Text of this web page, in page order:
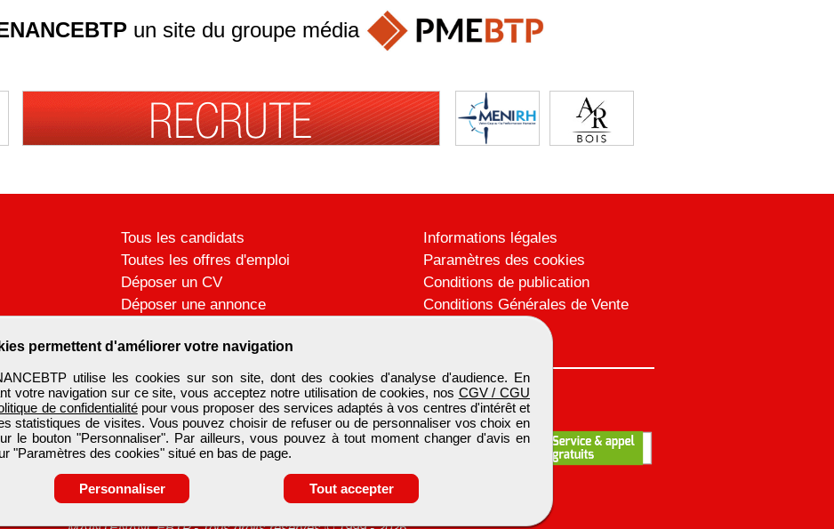
permettent d'améliorer votre navigation
utilise les cookies sur son site, dont des cookies d'analyse d'audience. En
votre navigation sur ce site, vous acceptez notre utilisation de cookies, nos CGV / CGU
de confidentialitépour vous proposer des services adaptés à vos centres d'intérêt et
statistiques de visites. Vous pouvez choisir de refuser ou de personnaliser vos choix en
le bouton "Personnaliser". Par ailleurs, vous pouvez à tout moment changer d'avis en
"Paramètres des cookies" situé en bas de page.
Personnaliser Tout accepter
un site du groupe média
Tous les candidats
Toutes les offres d'emploi
Déposer un CV
Déposer une annonce
Informations légales
Paramètres des cookies
Conditions de publication
Conditions Générales de Vente